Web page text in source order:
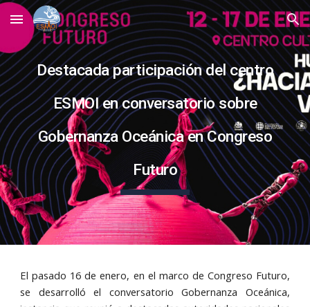
Skip to main content Skip to navigation
Destacada participación del centro
ESMOI en conversatorio sobre
Gobernanza Oceánica en Congreso
Futuro
El pasado 16 de enero, en el marco de Congreso Futuro,
se desarrolló el conversatorio Gobernanza Oceánica,